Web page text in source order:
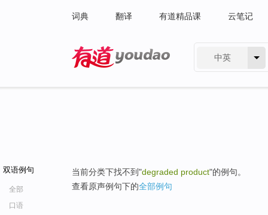
词典 翻译 有道精品课 云笔记
中英
双语例句
全部
口语
当前分类下找不到"degraded product"的例句。
查看原声例句下的全部例句